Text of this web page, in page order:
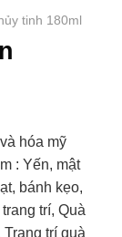
tinh 180ml
hóa mỹ
: Yến, mật
bánh kẹo,
trí, Quà
trí quà